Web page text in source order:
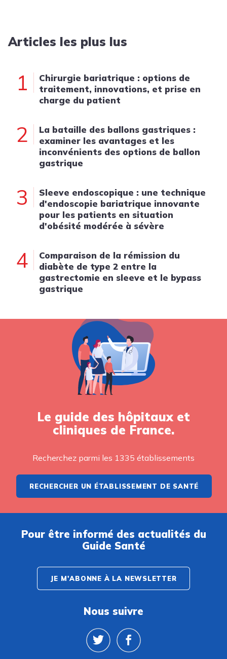
Articles les plus lus
1
Chirurgie bariatrique : options de
traitement, innovations, et prise en
charge du patient
2
La bataille des ballons gastriques :
examiner les avantages et les
inconvénients des options de ballon
gastrique
3
Sleeve endoscopique : une technique
d'endoscopie bariatrique innovante
pour les patients en situation
d'obésité modérée à sévère
4
Comparaison de la rémission du
diabète de type 2 entre la
gastrectomie en sleeve et le bypass
gastrique
Le guide des hôpitaux et
cliniques de France.
Recherchez parmi les 1335 établissements
RECHERCHER UN ÉTABLISSEMENT DE SANTÉ
Pour être informé des actualités du
Guide Santé
JE M'ABONNE À LA NEWSLETTER
Nous suivre